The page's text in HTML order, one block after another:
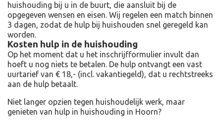
huishouding bij u in de buurt, die aansluit bij de
opgegeven wensen en eisen. Wij regelen een match binnen
3 dagen, zodat de hulp bij huishouden snel geregeld kan
worden.
Kosten hulp in de huishouding
Op het moment dat u het inschrijfformulier invult dan
hoeft u nog niets te betalen. De hulp ontvangt een vast
uurtarief van € 18,- (incl. vakantiegeld), dat u rechtstreeks
aan de hulp betaalt.
Niet langer opzien tegen huishoudelijk werk, maar
genieten van hulp in huishouding in Hoorn?